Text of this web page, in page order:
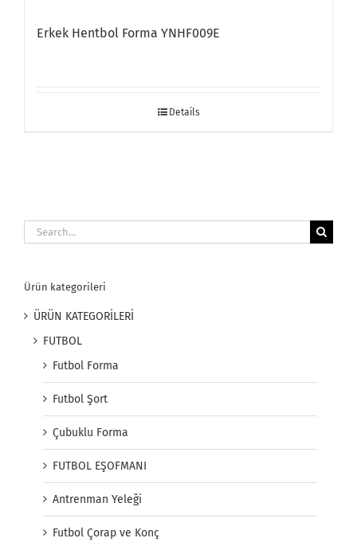
Erkek Hentbol Forma YNHF009E
Details
Search
for:
Ürün kategorileri
ÜRÜN KATEGORİLERİ
FUTBOL
Futbol Forma
Futbol Şort
Çubuklu Forma
FUTBOL EŞOFMANI
Antrenman Yeleği
Futbol Çorap ve Konç